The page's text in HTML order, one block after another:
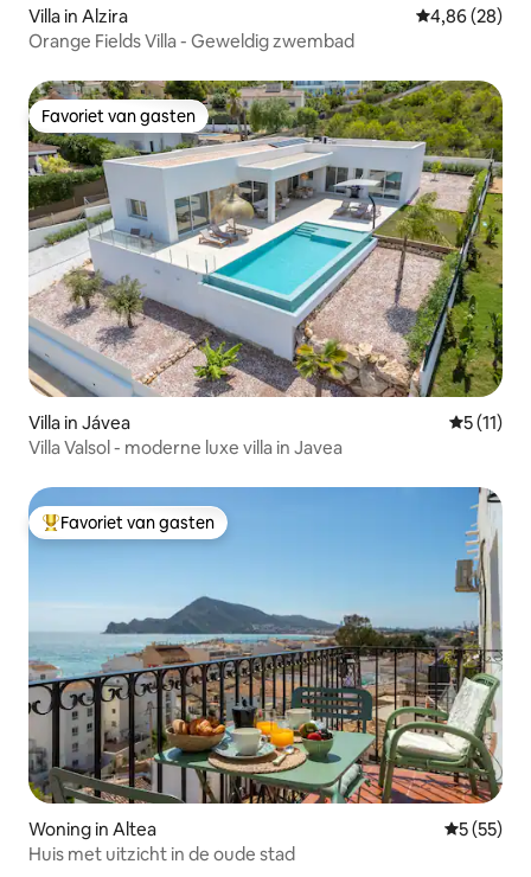
Villa in Alzira Gemiddelde
4,86 (28)
Orange Fields Villa - Geweldig zwembad
Favoriet van gasten
Favoriet van gasten
Villa in Jávea
5 (11)
Villa Valsol - moderne luxe villa in Javea
Topfavoriet van gasten
Favoriet van gasten
Woning in Altea
5 (55)
Huis met uitzicht in de oude stad